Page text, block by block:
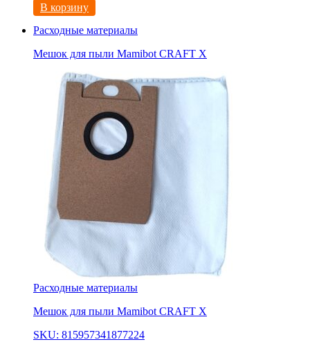
В корзину
Расходные материалы
Мешок для пыли Mamibot CRAFT X
Расходные материалы
Мешок для пыли Mamibot CRAFT X
SKU: 815957341877224